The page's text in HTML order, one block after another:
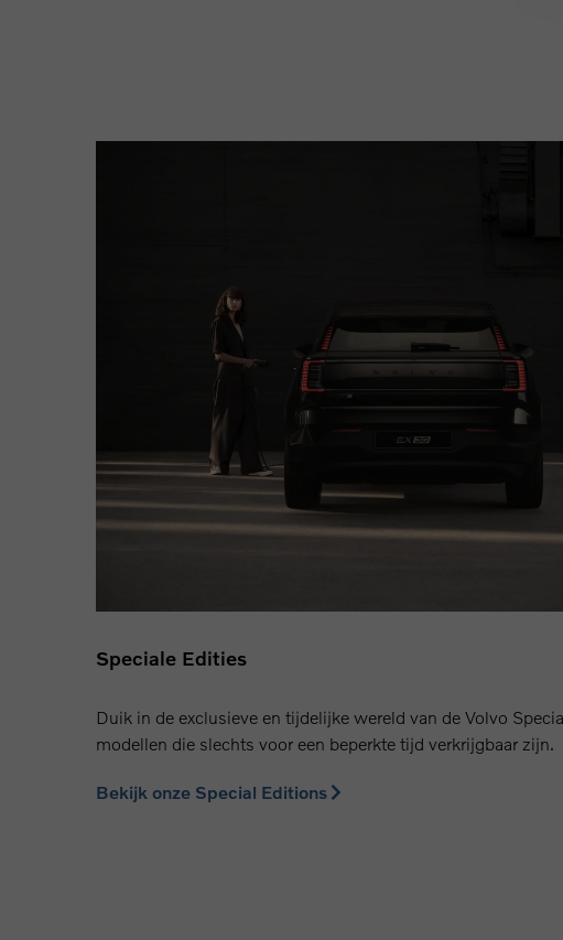
Speciale Edities
Duik in de exclusieve en tijdelijke wereld van de Volvo
modellen die slechts voor een beperkte tijd verkrijgbaar zijn.
Bekijk onze Special Editions